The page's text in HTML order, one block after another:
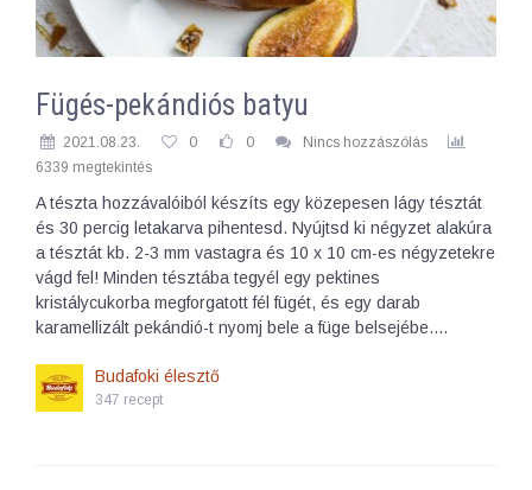
Fügés-pekándiós batyu
2021.08.23. 0 0
Nincs hozzászólás
6339 megtekintés
A tészta hozzávalóiból készíts egy közepesen lágy tésztát
és 30 percig letakarva pihentesd. Nyújtsd ki négyzet alakúra
a tésztát kb. 2-3 mm vastagra és 10 x 10 cm-es négyzetekre
vágd fel! Minden tésztába tegyél egy pektines
kristálycukorba megforgatott fél fügét, és egy darab
karamellizált pekándió-t nyomj bele a füge belsejébe.…
Budafoki élesztő
347 recept